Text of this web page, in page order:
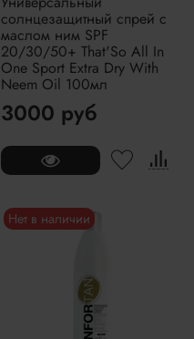
солнцезащитный спрей с
маслом ним SPF
20/30/50+ That'So All In
One Sport Extra Dry With
Neem Oil 100мл
3000 руб
Нет в наличии